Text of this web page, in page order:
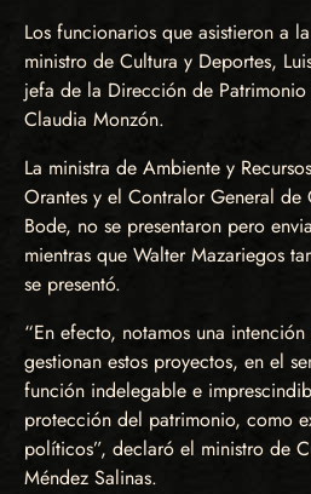
Los funcionarios que asistieron a
ministro de Cultura y Deportes,
jefa de la Dirección de
Claudia Monzón.
La ministra de Ambiente y
Orantes y el Contralor General de
Bode, no se presentaron pero
mientras que Walter Mazariegos
se presentó.
“En efecto, notamos una
gestionan estos proyectos, en el
función indelegable e
protección del patrimonio, como
políticos”, declaró el ministro de
Méndez Salinas.